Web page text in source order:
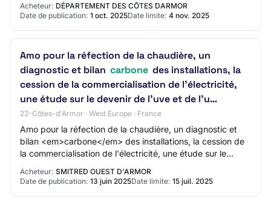
Acheteur: DÉPARTEMENT DES CÔTES DARMOR
Date de publication: 1 oct. 2025Date limite: 4 nov. 2025
Amo pour la réfection de la chaudière, un
diagnostic et bilan carbone des installations, la
cession de la commercialisation de l'électricité,
une étude sur le devenir de l'uve et de l'u…
22-Côtes-d'Armor · West Europe · France
Amo pour la réfection de la chaudière, un diagnostic et
bilan <em>carbone</em> des installations, la cession de
la commercialisation de l'électricité, une étude sur le
Acheteur: SMITRED OUEST D'ARMOR
Date de publication: 13 juin 2025Date limite: 15 juil. 2025